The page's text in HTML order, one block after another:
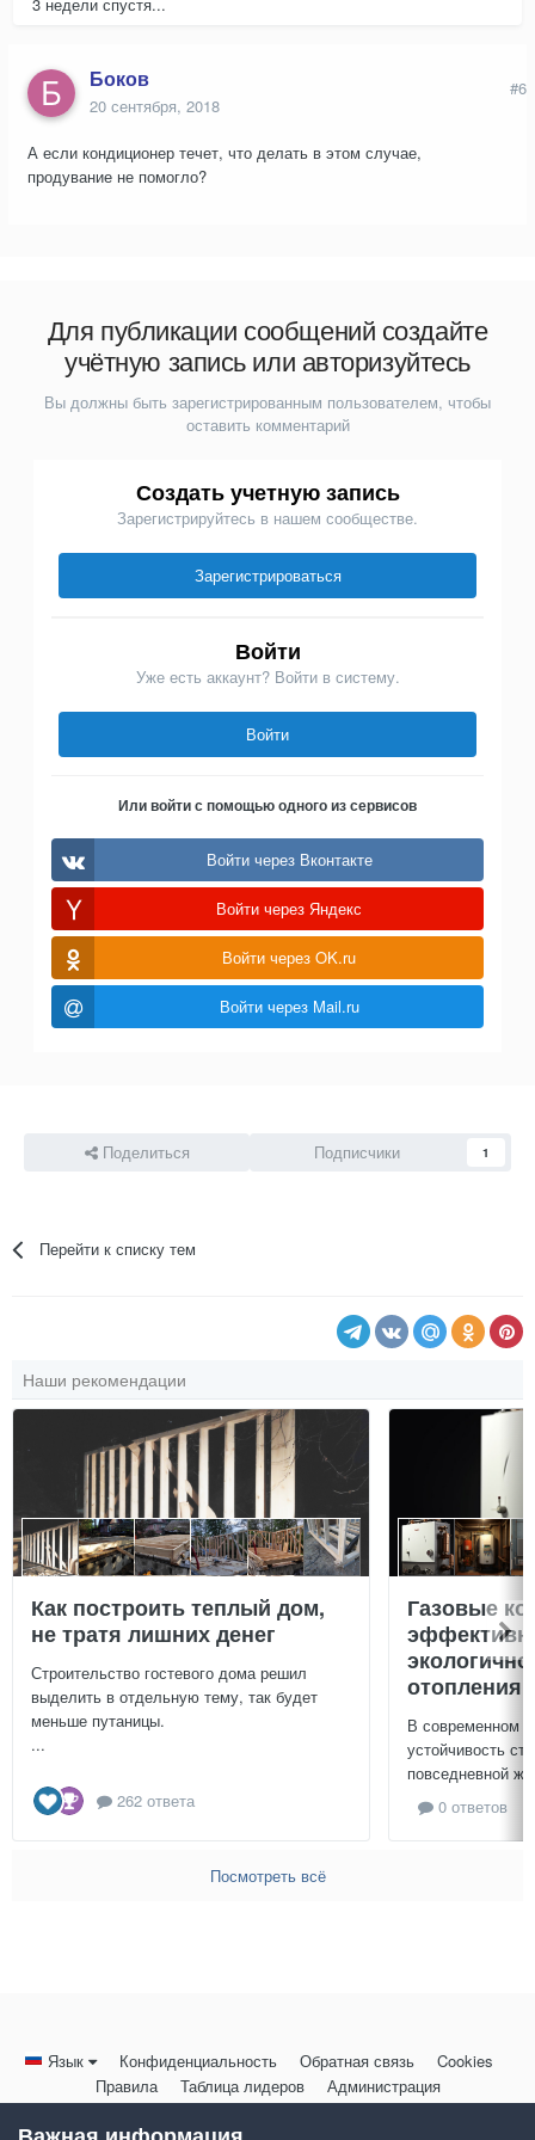
3 недели спустя...
Боков
20 сентября, 2018
#6
А если кондиционер течет, что делать в этом случае,
продувание не помогло?
Для публикации сообщений создайте
учётную запись или авторизуйтесь
Вы должны быть зарегистрированным пользователем, чтобы
оставить комментарий
Создать учетную запись
Зарегистрируйтесь в нашем сообществе.
Зарегистрироваться
Войти
Уже есть аккаунт? Войти в систему.
Войти
Или войти с помощью одного из сервисов
Войти через Вконтакте
Войти через Яндекс
Войти через OK.ru
Войти через Mail.ru
Поделиться Подписчики 1
Перейти к списку тем
Наши рекомендации
Как построить теплый дом,
не тратя лишних денег
Строительство гостевого дома решил
выделить в отдельную тему, так будет
меньше путаницы.
...
262 ответа
Газовые
отопления
В современном
устойчивость
повседневной
0 ответов
Посмотреть всё
Язык Конфиденциальность Обратная связь
Cookies
Правила
Таблица лидеров Администрация